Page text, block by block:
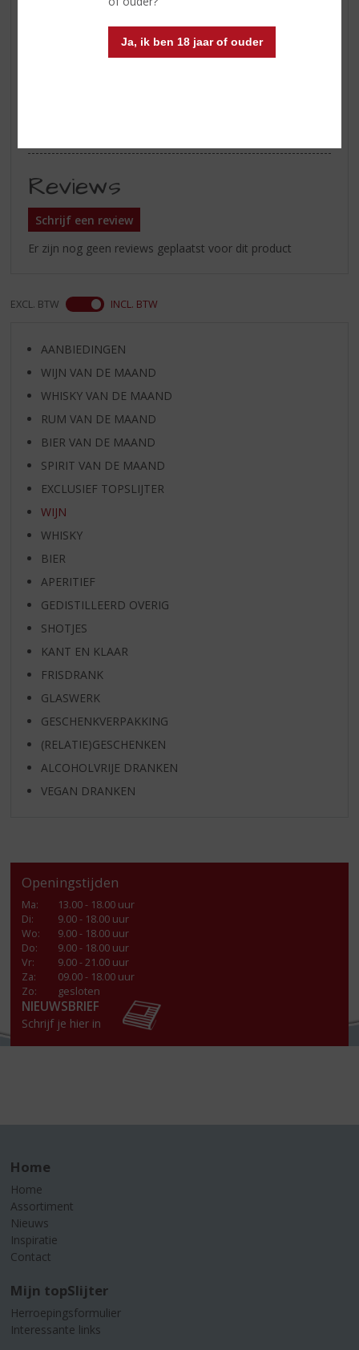
Ja, ik ben 18 jaar of ouder
voorgerechten met vis en wit
vlees, antipasti, mediterrane
salades, pastaschotels met vis,
koud vlees, ravioli, olijven, diverse
Reviews
Schrijf een review
Er zijn nog geen reviews geplaatst voor dit product
EXCL. BTW INCL. BTW
AANBIEDINGEN
WIJN VAN DE MAAND
WHISKY VAN DE MAAND
RUM VAN DE MAAND
BIER VAN DE MAAND
SPIRIT VAN DE MAAND
EXCLUSIEF TOPSLIJTER
WIJN
WHISKY
BIER
APERITIEF
GEDISTILLEERD OVERIG
SHOTJES
KANT EN KLAAR
FRISDRANK
GLASWERK
GESCHENKVERPAKKING
(RELATIE)GESCHENKEN
ALCOHOLVRIJE DRANKEN
VEGAN DRANKEN
Openingstijden
Ma:
13.00 - 18.00 uur
Di:
9.00 - 18.00 uur
Wo:
9.00 - 18.00 uur
Do:
9.00 - 18.00 uur
Vr:
9.00 - 21.00 uur
Za:
09.00 - 18.00 uur
Zo:
gesloten
NIEUWSBRIEF
Schrijf je hier in
Home
Home
Assortiment
Nieuws
Inspiratie
Contact
Mijn topSlijter
Herroepingsformulier
Interessante links